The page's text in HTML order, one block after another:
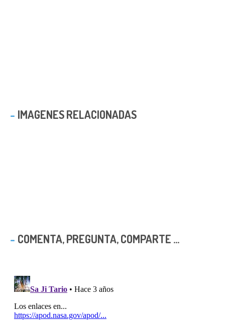
IMAGENES RELACIONADAS
COMENTA, PREGUNTA, COMPARTE ...